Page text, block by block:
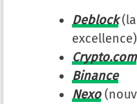
Deblock(la
excellence)
Crypto.com
Binance
Nexo